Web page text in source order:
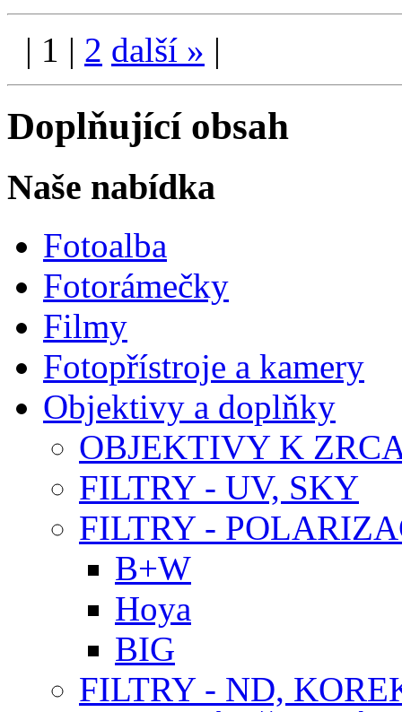
| 1 | 2 další » |
Doplňující obsah
Naše nabídka
Fotoalba
Fotorámečky
Filmy
Fotopřístroje a kamery
Objektivy a doplňky
OBJEKTIVY K
FILTRY - UV, SKY
FILTRY -
B+W
Hoya
BIG
FILTRY - ND,